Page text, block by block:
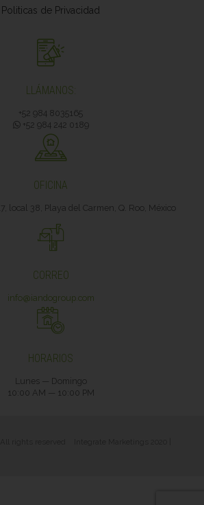
Politicas de Privacidad
LLÁMANOS:
+52 984 8035165
+52 984 242 0189
OFICINA
local 38, Playa del Carmen, Q. Roo, México
CORREO
info@iandogroup.com
HORARIOS
Lunes — Domingo
10:00 AM — 10:00 PM